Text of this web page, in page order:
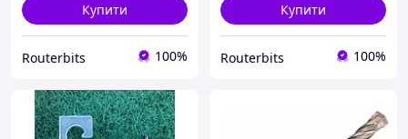
Купити
Routerbits 100%
Купити
Routerbits 100%